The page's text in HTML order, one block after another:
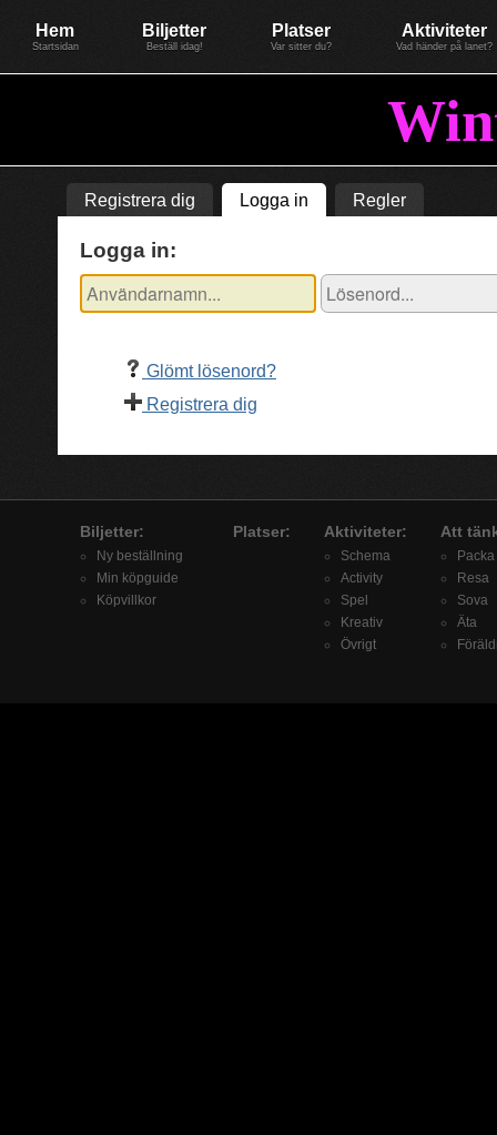
Hem
Startsidan
Biljetter
Beställ idag!
Platser
Var sitter du?
Aktiviteter
Vad händer på lanet?
Registrera dig Logga in Regler
Logga in:
Glömt lösenord?
Registrera dig
Biljetter:
Ny beställning
Min köpguide
Köpvillkor
Platser: Aktiviteter:
Schema
Activity
Spel
Kreativ
Övrigt
Att
Packa
Resa
Sova
Äta